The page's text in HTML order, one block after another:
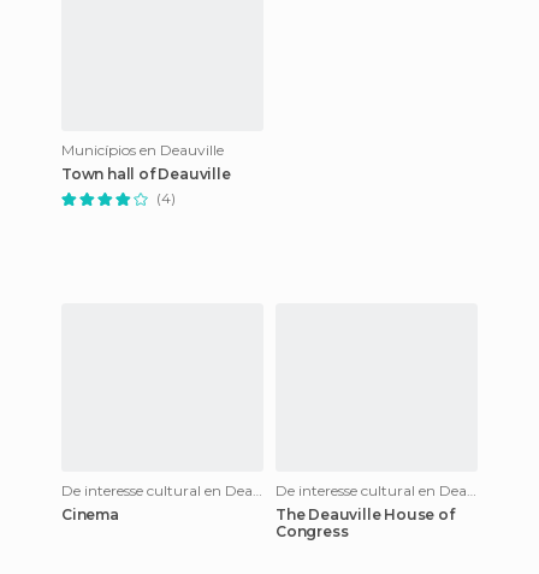
Municípios en Deauville
Town hall of Deauville
(4)
De interesse cultural en Deauville
Cinema
De interesse cultural en Deauville
The Deauville House of
Congress